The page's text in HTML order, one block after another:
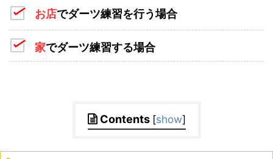
お店でダーツ練習を行う場合
家でダーツ練習する場合
Contents [show]